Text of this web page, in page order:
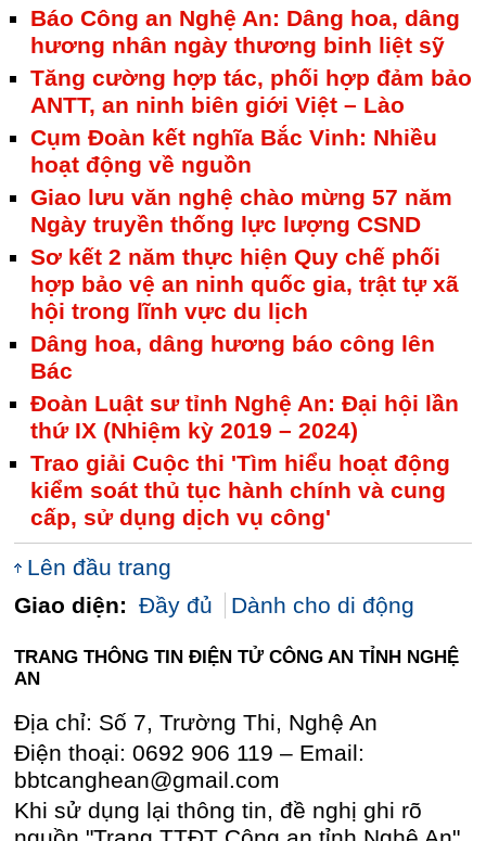
Báo Công an Nghệ An: Dâng hoa, dâng
hương nhân ngày thương binh liệt sỹ
Tăng cường hợp tác, phối hợp đảm bảo
ANTT, an ninh biên giới Việt – Lào
Cụm Đoàn kết nghĩa Bắc Vinh: Nhiều
hoạt động về nguồn
Giao lưu văn nghệ chào mừng 57 năm
Ngày truyền thống lực lượng CSND
Sơ kết 2 năm thực hiện Quy chế phối
hợp bảo vệ an ninh quốc gia, trật tự xã
hội trong lĩnh vực du lịch
Dâng hoa, dâng hương báo công lên
Bác
Đoàn Luật sư tỉnh Nghệ An: Đại hội lần
thứ IX (Nhiệm kỳ 2019 – 2024)
Trao giải Cuộc thi 'Tìm hiểu hoạt động
kiểm soát thủ tục hành chính và cung
cấp, sử dụng dịch vụ công'
Lên đầu trang
Giao diện: Đầy đủ Dành cho di động
TRANG THÔNG TIN ĐIỆN TỬ CÔNG AN TỈNH NGHỆ
AN
Địa chỉ: Số 7, Trường Thi, Nghệ An
Điện thoại: 0692 906 119 – Email:
bbtcanghean@gmail.com
Khi sử dụng lại thông tin, đề nghị ghi rõ